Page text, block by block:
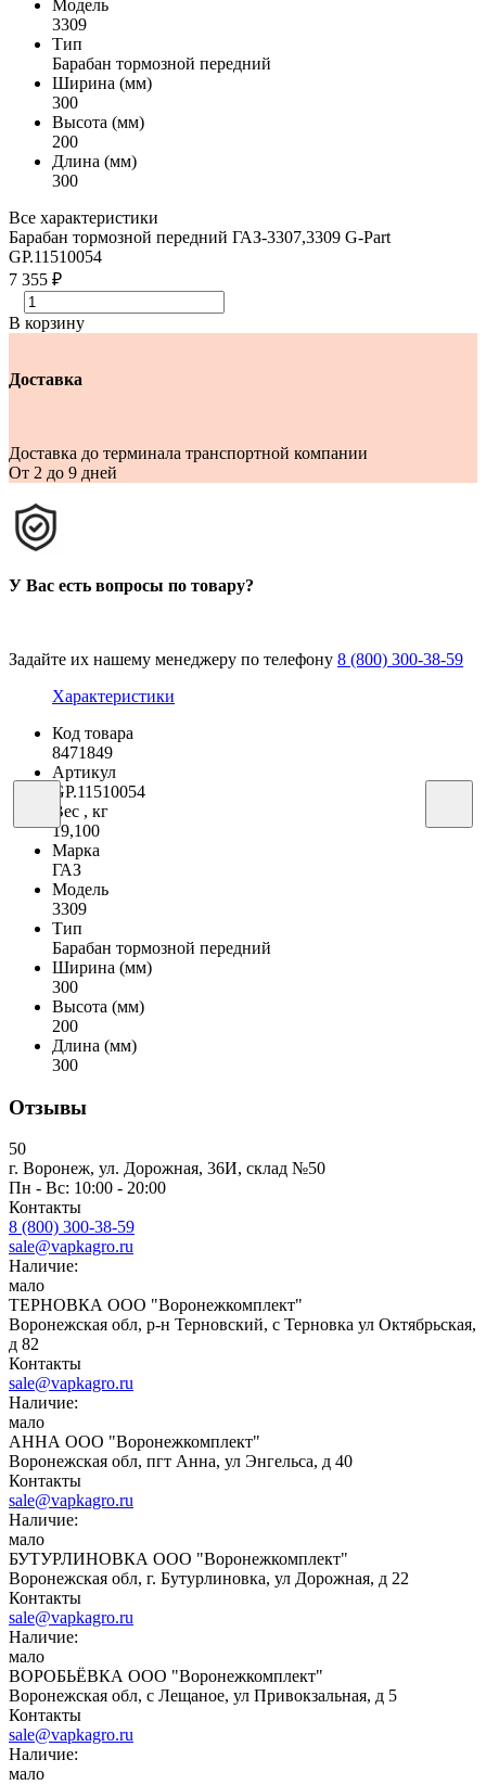
Модель
3309
Тип
Барабан тормозной передний
Ширина (мм)
300
Высота (мм)
200
Длина (мм)
300
Все характеристики
Барабан тормозной передний ГАЗ-3307,3309 G-Part
GP.11510054
7 355 ₽
В корзину
Доставка
Доставка до терминала транспортной компании
От 2 до 9 дней
У Вас есть вопросы по товару?
Задайте их нашему менеджеру по телефону 8 (800) 300-38-59
Характеристики
Код товара
8471849
Артикул
GP.11510054
Вес , кг
19,100
Марка
ГАЗ
Модель
3309
Тип
Барабан тормозной передний
Ширина (мм)
300
Высота (мм)
200
Длина (мм)
300
Отзывы
50
г. Воронеж, ул. Дорожная, 36И, склад №50
Пн - Вс: 10:00 - 20:00
Контакты
8 (800) 300-38-59
sale@vapkagro.ru
Наличие:
мало
ТЕРНОВКА ООО "Воронежкомплект"
Воронежская обл, р-н Терновский, с Терновка ул Октябрьская,
д 82
Контакты
sale@vapkagro.ru
Наличие:
мало
АННА ООО "Воронежкомплект"
Воронежская обл, пгт Анна, ул Энгельса, д 40
Контакты
sale@vapkagro.ru
Наличие:
мало
БУТУРЛИНОВКА ООО "Воронежкомплект"
Воронежская обл, г. Бутурлиновка, ул Дорожная, д 22
Контакты
sale@vapkagro.ru
Наличие:
мало
ВОРОБЬЁВКА ООО "Воронежкомплект"
Воронежская обл, с Лещаное, ул Привокзальная, д 5
Контакты
sale@vapkagro.ru
Наличие:
мало